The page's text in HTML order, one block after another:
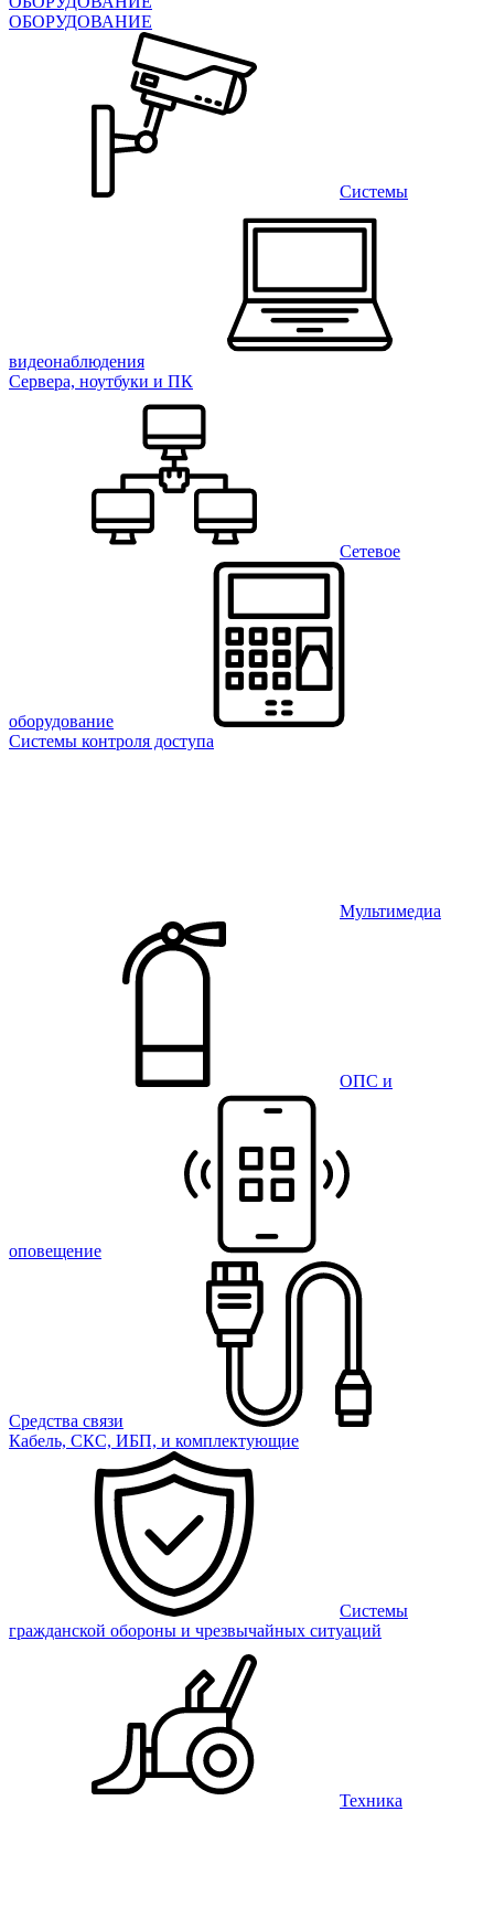
ОБОРУДОВАНИЕ
Системы
видеонаблюдения
Сервера, ноутбуки и ПК
Сетевое
оборудование
Системы контроля доступа
Мультимедиа
ОПС и
оповещение
Средства связи
Кабель, СКС, ИБП, и комплектующие
Системы
гражданской обороны и чрезвычайных ситуаций
Техника